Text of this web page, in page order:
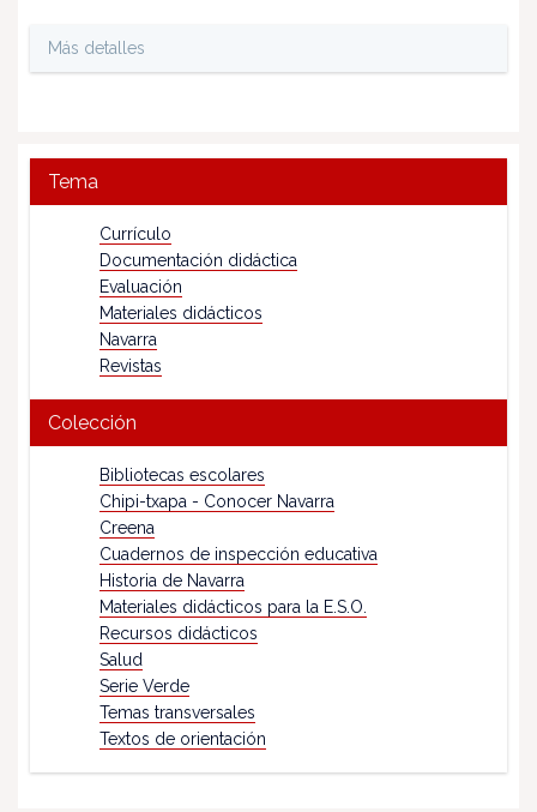
Más detalles
Tema
Currículo
Documentación didáctica
Evaluación
Materiales didácticos
Navarra
Revistas
Colección
Bibliotecas escolares
Chipi-txapa - Conocer Navarra
Creena
Cuadernos de inspección educativa
Historia de Navarra
Materiales didácticos para la E.S.O.
Recursos didácticos
Salud
Serie Verde
Temas transversales
Textos de orientación